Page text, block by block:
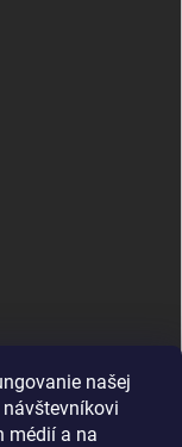
našej
médií a na
na FB